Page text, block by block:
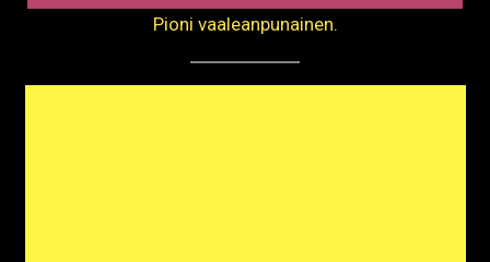
Pioni vaaleanpunainen.